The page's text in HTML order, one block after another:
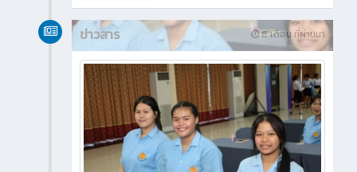
6 เดือน ที่ผ่านมา
ข่าวสาร